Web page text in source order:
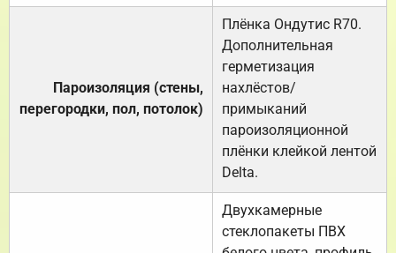
Пароизоляция (стены,
перегородки, пол, потолок)
Плёнка Ондутис R70.
Дополнительная
герметизация
нахлёстов/
примыканий
пароизоляционной
плёнки клейкой лентой
Delta.
Двухкамерные
стеклопакеты ПВХ